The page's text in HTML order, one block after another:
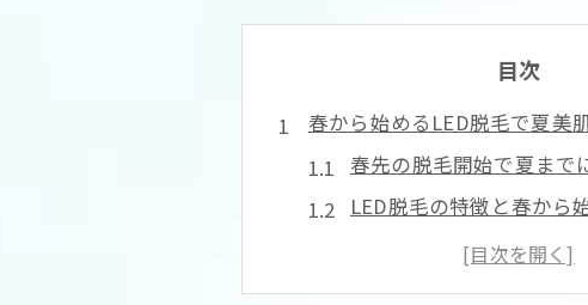
目次
春から始めるLED脱毛で夏美
春先の脱毛開始で夏まで
LED脱毛の特徴と春から
脱毛は春スタートが効果
夏前に脱毛を終わらせる